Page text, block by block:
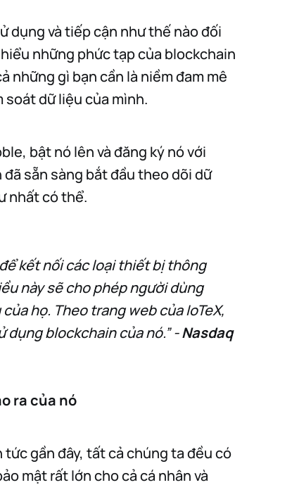
dụng và tiếp cận như thế nào đối
những phức tạp của blockchain
những gì bạn cần là niềm đam mê
soát dữ liệu của mình.
bật nó lên và đăng ký nó với
đã sẵn sàng bắt đầu theo dõi dữ
nhất có thể.
kết nối các loại thiết bị thông
này sẽ cho phép người dùng
họ. Theo trang web của IoTeX,
blockchain của nó.”-Nasdaq
ra của nó
gần đây, tất cả chúng ta đều có
mật rất lớn cho cả cá nhân và